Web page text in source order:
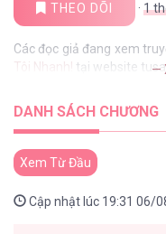
THEO DÕI · 1
Các đọc giả đang xem
Tôi Nhanh! tại website —
DANH SÁCH CHƯƠNG
Xem Từ Đầu
Cập nhật lúc 19:31 06/